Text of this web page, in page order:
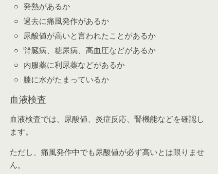
発熱があるか
過去に痛風発作があるか
尿酸値が高いと言われたことがあるか
腎臓病、糖尿病、高血圧などがあるか
内服薬に利尿薬などがあるか
膝に水がたまっているか
血液検査
血液検査では、尿酸値、炎症反応、腎機能などを確認し
ます。
ただし、痛風発作中でも尿酸値が必ず高いとは限りませ
ん。